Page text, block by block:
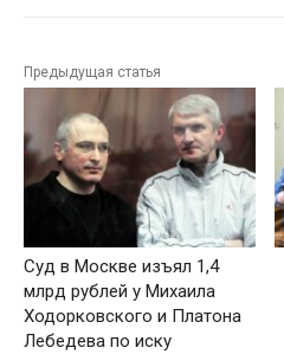
Предыдущая статья
Суд в Москве изъял 1,4
млрд рублей у Михаила
Ходорковского и Платона
Лебедева по иску